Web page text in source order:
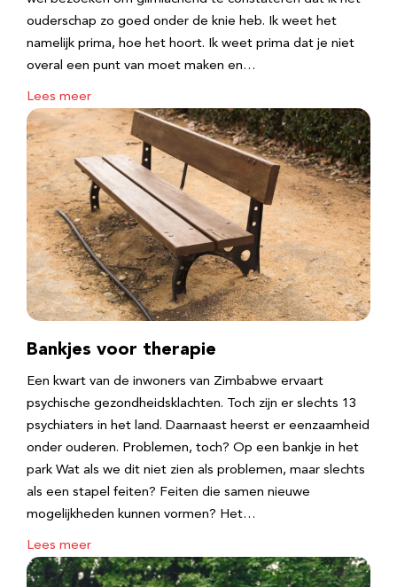
ouderschap zo goed onder de knie heb. Ik weet het
namelijk prima, hoe het hoort. Ik weet prima dat je niet
overal een punt van moet maken en…
Lees meer
Bankjes voor therapie
Een kwart van de inwoners van Zimbabwe ervaart
psychische gezondheidsklachten. Toch zijn er slechts 13
psychiaters in het land. Daarnaast heerst er eenzaamheid
onder ouderen. Problemen, toch? Op een bankje in het
park Wat als we dit niet zien als problemen, maar slechts
als een stapel feiten? Feiten die samen nieuwe
mogelijkheden kunnen vormen? Het…
Lees meer